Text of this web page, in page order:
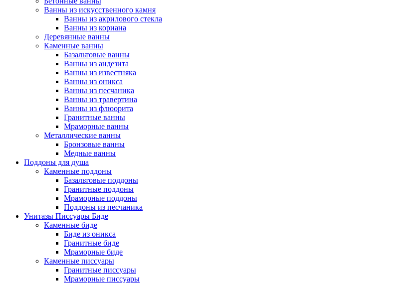
Ванны из искусственного камня
Ванны из акрилового стекла
Ванны из кориана
Деревянные ванны
Каменные ванны
Базальтовые ванны
Ванны из андезита
Ванны из известняка
Ванны из оникса
Ванны из песчаника
Ванны из травертина
Ванны из флюорита
Гранитные ванны
Мраморные ванны
Металлические ванны
Бронзовые ванны
Медные ванны
Поддоны для душа
Каменные поддоны
Базальтовые поддоны
Гранитные поддоны
Мраморные поддоны
Поддоны из песчаника
Унитазы Писсуары Биде
Каменные биде
Биде из оникса
Гранитные биде
Мраморные биде
Каменные писсуары
Гранитные писсуары
Мраморные писсуары